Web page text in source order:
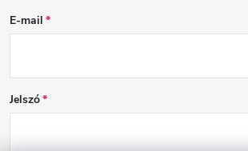
E-mail
Jelszó